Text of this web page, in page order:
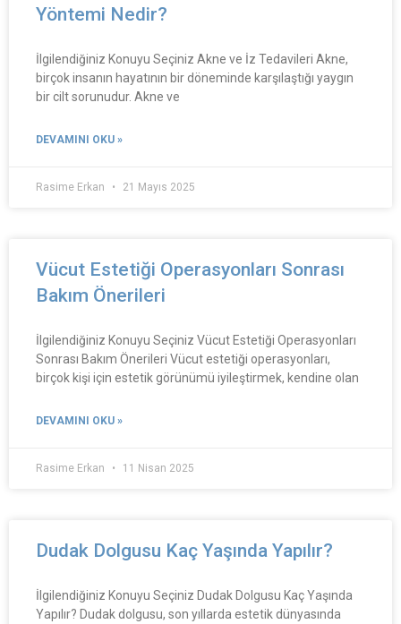
Yöntemi Nedir?
İlgilendiğiniz Konuyu Seçiniz Akne ve İz Tedavileri Akne,
birçok insanın hayatının bir döneminde karşılaştığı yaygın
bir cilt sorunudur. Akne ve
DEVAMINI OKU »
Rasime Erkan 21 Mayıs 2025
Vücut Estetiği Operasyonları Sonrası
Bakım Önerileri
İlgilendiğiniz Konuyu Seçiniz Vücut Estetiği Operasyonları
Sonrası Bakım Önerileri Vücut estetiği operasyonları,
birçok kişi için estetik görünümü iyileştirmek, kendine olan
DEVAMINI OKU »
Rasime Erkan 11 Nisan 2025
Dudak Dolgusu Kaç Yaşında Yapılır?
İlgilendiğiniz Konuyu Seçiniz Dudak Dolgusu Kaç Yaşında
Yapılır? Dudak dolgusu, son yıllarda estetik dünyasında